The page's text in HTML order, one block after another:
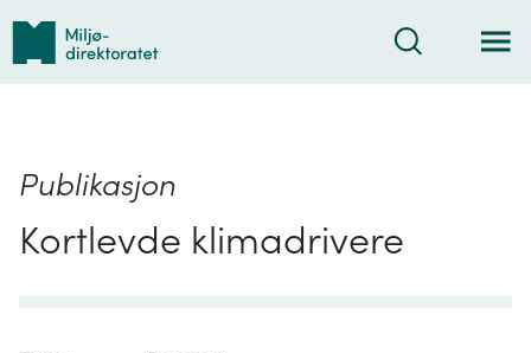
Tilbake
forsiden
Søk
Publikasjon
Kortlevde klimadrivere